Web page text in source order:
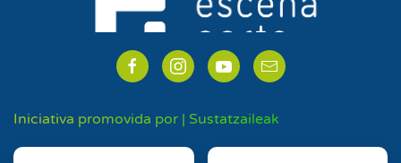
Iniciativa promovida por | Sustatzaileak